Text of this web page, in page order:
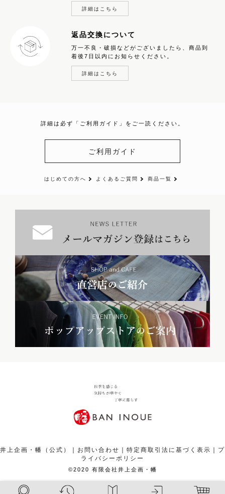
詳細はこちら
返品交換について
万一不良・破損などがございましたら、商品到
着後7日以内にお知らせください。
詳細はこちら
詳細は必ず「ご利用ガイド」をご一読ください。
ご利用ガイド
はじめての方へ よくあるご質問 商品一覧
井上企画・幡（公式） お問い合わせ 特定商取引法に基づく表示
プ
ライバシーポリシー
©2020 有限会社井上企画・幡